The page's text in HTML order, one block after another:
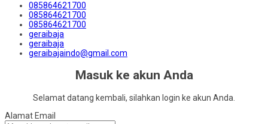
085864621700
085864621700
085864621700
geraibaja
geraibaja
geraibajaindo@gmail.com
Masuk ke akun Anda
Selamat datang kembali, silahkan login ke akun Anda.
Alamat Email